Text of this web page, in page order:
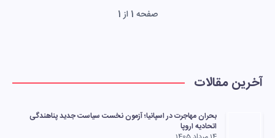
صفحه 1 از 1
آخرین مقالات
بحران مهاجرت در اسپانیا؛ آزمون نخست سیاست جدید پناهندگی
اتحادیه اروپا